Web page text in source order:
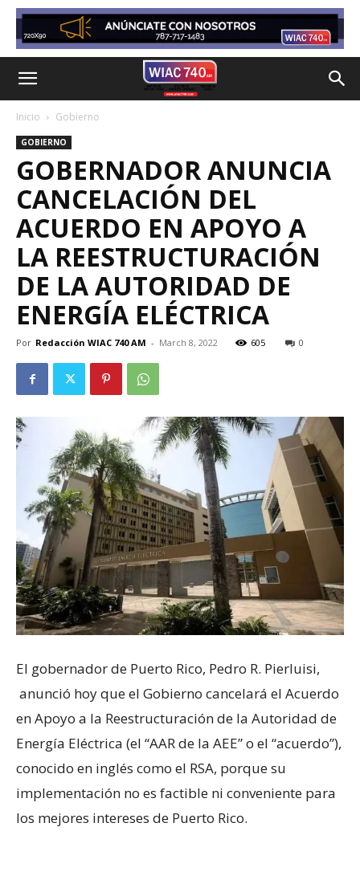
Inicio Gobierno
GOBIERNO
GOBERNADOR ANUNCIA
CANCELACIÓN DEL
ACUERDO EN APOYO A
LA REESTRUCTURACIÓN
DE LA AUTORIDAD DE
ENERGÍA ELÉCTRICA
Por Redacción WIAC 740 AM - March 8, 2022 605 0
El gobernador de Puerto Rico, Pedro R. Pierluisi,
anunció hoy que el Gobierno cancelará el Acuerdo
en Apoyo a la Reestructuración de la Autoridad de
Energía Eléctrica (el “AAR de la AEE” o el “acuerdo”),
conocido en inglés como el RSA, porque su
implementación no es factible ni conveniente para
los mejores intereses de Puerto Rico.